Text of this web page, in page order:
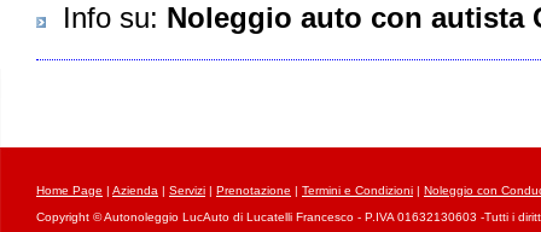
Info su: Noleggio auto con autista
Home Page | Azienda | Servizi | Prenotazione | Termini e Condizioni | Noleggio con
Copyright © Autonoleggio LucAuto di Lucatelli Francesco - P.IVA 01632130603 -Tutti i